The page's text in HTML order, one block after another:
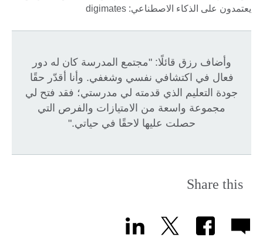
يعتمدون على الذكاء الاصطناعي: digimates
وأضاف رزق قائلًا: "مجتمع المدرسة كان له دور
فعال في اكتشافي نفسي وشغفي. وأنا أقدّر حقًا
جودة التعليم الذي قدمته لي مدرستي؛ فقد فتح لي
مجموعة واسعة من الامتيازات والفرص التي
حصلت عليها لاحقًا في حياتي."
Share this